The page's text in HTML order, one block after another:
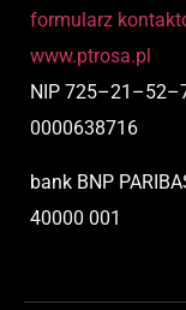
formularz
www.ptrosa.pl
NIP 725–21 –52–
0000638716
bank BNP
40000 001